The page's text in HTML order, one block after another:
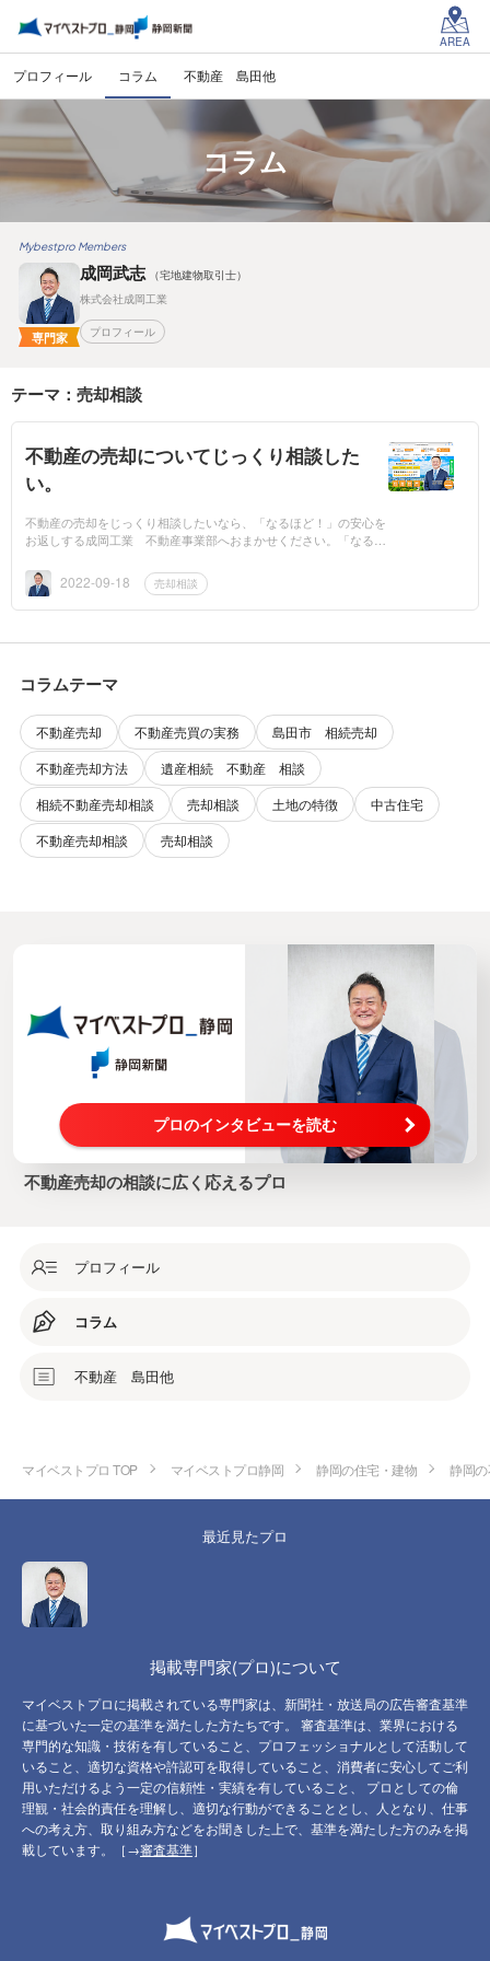
AREA
プロフィール コラム 不動産 島田他
コラム
Mybestpro Members
専門家
成岡武志
（宅地建物取引士）
株式会社成岡工業
プロフィール
テーマ：売却相談
不動産の売却についてじっくり相談した
い。
不動産の売却をじっくり相談したいなら、「なるほど！」の安心を
お返しする成岡工業 不動産事業部へおまかせください。「なるべ
い……」「不安だか...
2022-09-18 売却相談
コラムテーマ
不動産売却 不動産売買の実務
島田市 相続売却
不動産売却方法
遺産相続 不動産 相談
相続不動産売却相談
売却相談 土地の特徴
中古住宅
不動産売却相談
売却相談
プロのインタビューを読む
不動産売却の相談に広く応えるプロ
プロフィール
コラム
不動産 島田他
マイベストプロ TOP マイベストプロ静岡 静岡の住宅・建物 静岡
最近見たプロ
掲載専門家(プロ)について
マイベストプロに掲載されている専門家は、新聞社・放送局の広告審査基準
に基づいた一定の基準を満たした方たちです。 審査基準は、業界における
専門的な知識・技術を有していること、プロフェッショナルとして活動して
いること、適切な資格や許認可を取得していること、消費者に安心してご利
用いただけるよう一定の信頼性・実績を有していること、 プロとしての倫
理観・社会的責任を理解し、適切な行動ができることとし、人となり、仕事
への考え方、取り組み方などをお聞きした上で、基準を満たした方のみを掲
載しています。［→審査基準］